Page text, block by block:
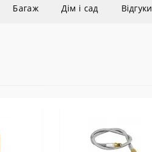
Багаж Дім і сад Відгуки